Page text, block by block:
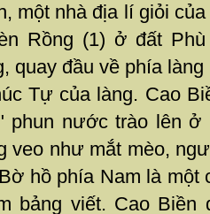
một nhà địa lí giỏi
Rồng (1) ở đất
quay đầu về phía
Tự của làng. Cao
phun nước trào lên
veo như mắt mèo,
hồ phía Nam là một
bảng viết. Cao Biền